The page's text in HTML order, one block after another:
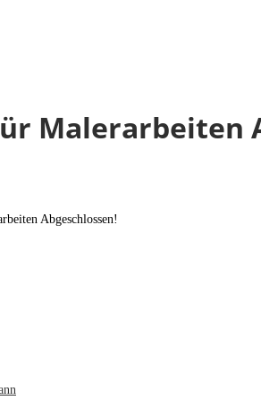
Malerarbeiten
Abgeschlossen!